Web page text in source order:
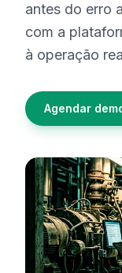
antes do erro
com a
à operação
Agendar